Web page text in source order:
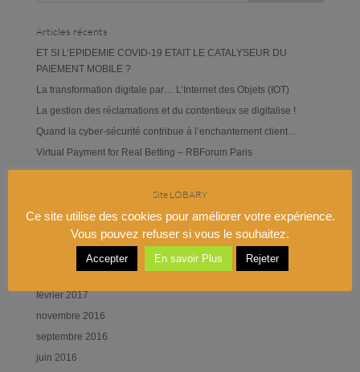
Articles récents
ET SI L’EPIDEMIE COVID-19 ETAIT LE CATALYSEUR DU
PAIEMENT MOBILE ?
La transformation digitale par… L’Internet des Objets (IOT)
La gestion des réclamations et du contentieux se digitalise !
Quand la cyber-sécurité contribue à l’enchantement client…
Virtual Payment for Real Betting – RBForum Paris
Archives
octobre 2020
janvier 2018
février 2017
novembre 2016
septembre 2016
juin 2016
Site LOBARY
Ce site utilise des cookies pour améliorer votre expérience.
Vous pouvez refuser si vous le souhaitez.
Accepter En savoir Plus Rejeter